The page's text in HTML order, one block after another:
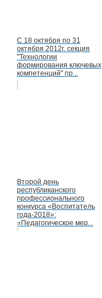
С 18 октября по 31
октября 2012г. cекция
"Технологии
формирования ключевых
компетенций" пр...
Второй день
республиканского
профессионального
конкурса «Воспитатель
года-2018»:
«Педагогическое мер...